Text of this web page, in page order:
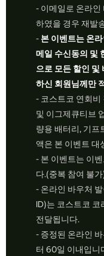
- 이메일로 온라인
하였을 경우 재발
- 본 이벤트는 온
메일 수신동의 및
으로 모든 할인 및
하신 회원님께만
- 코스트코 연회비
및 이그제큐티브
량용 배터리, 기프
액은 본 이벤트 대
- 본 이벤트는 이
다.(중복 참여 불
- 온라인 바우처
ID)는 코스트코 코
전달됩니다.
- 증정된 온라인
터 60일 이내입니